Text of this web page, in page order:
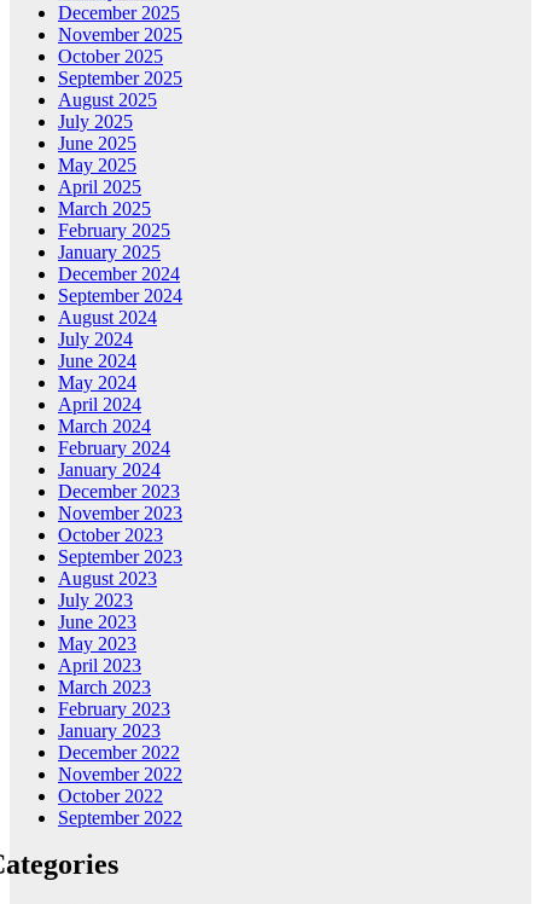
December 2025
November 2025
October 2025
September 2025
August 2025
July 2025
June 2025
May 2025
April 2025
March 2025
February 2025
January 2025
December 2024
September 2024
August 2024
July 2024
June 2024
May 2024
April 2024
March 2024
February 2024
January 2024
December 2023
November 2023
October 2023
September 2023
August 2023
July 2023
June 2023
May 2023
April 2023
March 2023
February 2023
January 2023
December 2022
November 2022
October 2022
September 2022